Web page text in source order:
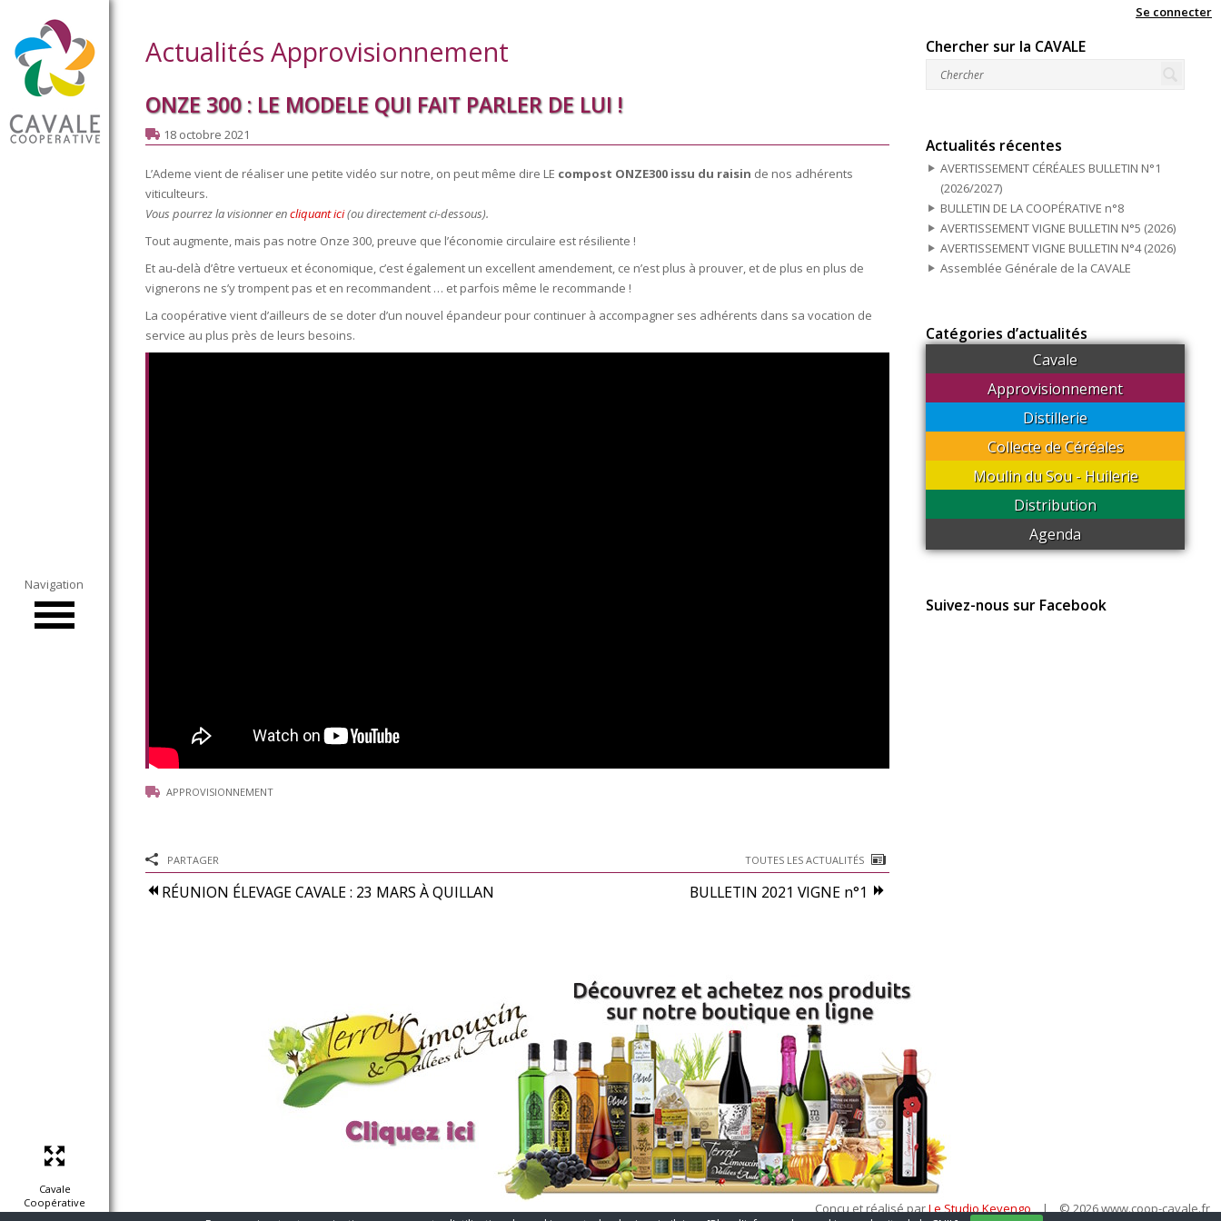
Se connecter
Navigation
Cavale
Coopérative
à Limoux
Accueil
Agenda
Nous contacter
Connexion
Conditions Générales de Vente
© www.coop-cavale.fr
Actualités Approvisionnement
ONZE 300 : LE MODELE QUI FAIT PARLER DE LUI !
18 octobre 2021
L’Ademe vient de réaliser une petite vidéo sur notre, on peut même dire LE compost ONZE300 issu du raisin de nos adhérents
viticulteurs.
Vous pourrez la visionner encliquant ici(ou directement ci-dessous).
Tout augmente, mais pas notre Onze 300, preuve que l’économie circulaire est résiliente !
Et au-delà d’être vertueux et économique, c’est également un excellent amendement, ce n’est plus à prouver, et de plus en plus de
vignerons ne s’y trompent pas et en recommandent … et parfois même le recommande !
La coopérative vient d’ailleurs de se doter d’un nouvel épandeur pour continuer à accompagner ses adhérents dans sa vocation de
service au plus près de leurs besoins.
APPROVISIONNEMENT
PARTAGER TOUTES LES ACTUALITÉS
RÉUNION ÉLEVAGE CAVALE : 23 MARS À QUILLAN BULLETIN 2021 VIGNE n°1
Chercher sur la CAVALE
Actualités récentes
AVERTISSEMENT CÉRÉALES BULLETIN N°1
(2026/2027)
BULLETIN DE LA COOPÉRATIVE n°8
AVERTISSEMENT VIGNE BULLETIN N°5 (2026)
AVERTISSEMENT VIGNE BULLETIN N°4 (2026)
Assemblée Générale de la CAVALE
Catégories d’actualités
Cavale
Approvisionnement
Distillerie
Collecte de Céréales
Moulin du Sou - Huilerie
Distribution
Agenda
Suivez-nous sur Facebook
Conçu et réalisé parLe Studio Kevengo| © 2026 www.coop-cavale.fr